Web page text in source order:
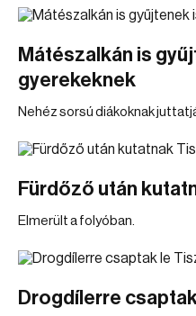
Mátészalkán is
gyerekeknek
Nehéz sorsú diákoknak
Fürdőző után
Elmerült a folyóban.
Drogdílerre